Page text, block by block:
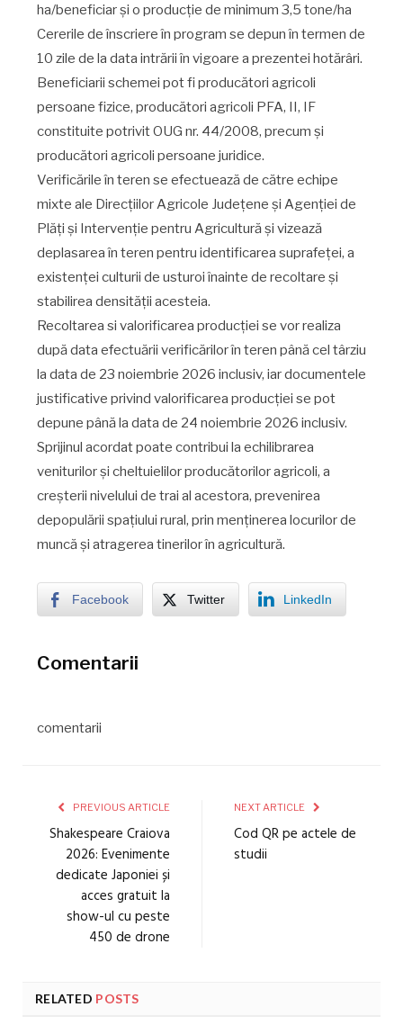
ha/beneficiar și o producție de minimum 3,5 tone/ha
Cererile de înscriere în program se depun în termen de
10 zile de la data intrării în vigoare a prezentei hotărâri.
Beneficiarii schemei pot fi producători agricoli
persoane fizice, producători agricoli PFA, II, IF
constituite potrivit OUG nr. 44/2008, precum și
producători agricoli persoane juridice.
Verificările în teren se efectuează de către echipe
mixte ale Direcțiilor Agricole Județene și Agenției de
Plăți și Intervenție pentru Agricultură și vizează
deplasarea în teren pentru identificarea suprafeței, a
existenței culturii de usturoi înainte de recoltare și
stabilirea densității acesteia.
Recoltarea si valorificarea producției se vor realiza
după data efectuării verificărilor în teren până cel târziu
la data de 23 noiembrie 2026 inclusiv, iar documentele
justificative privind valorificarea producției se pot
depune până la data de 24 noiembrie 2026 inclusiv.
Sprijinul acordat poate contribui la echilibrarea
veniturilor şi cheltuielilor producătorilor agricoli, a
creșterii nivelului de trai al acestora, prevenirea
depopulării spațiului rural, prin menținerea locurilor de
muncă și atragerea tinerilor în agricultură.
Facebook Twitter LinkedIn
Comentarii
comentarii
PREVIOUS ARTICLE
Shakespeare Craiova
2026: Evenimente
dedicate Japoniei și
acces gratuit la
show-ul cu peste
450 de drone
NEXT ARTICLE
Cod QR pe actele de
studii
RELATED POSTS